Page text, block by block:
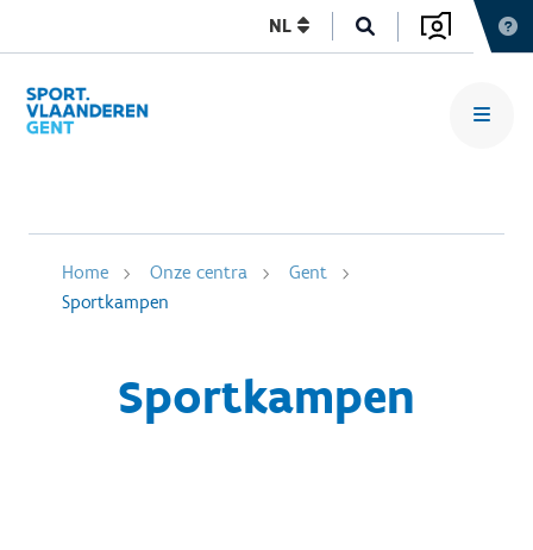
NL
Home Onze centra
Gent
Sportkampen
Sportkampen